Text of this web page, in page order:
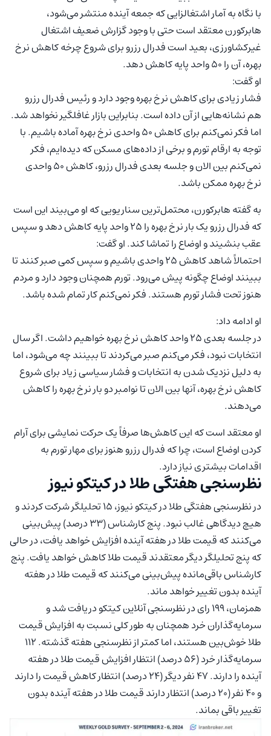
با نگاه به آمار اشتغالزایی که جمعه آینده منتشر می‌شود،
هابرکورن معتقد است حتی با وجود گزارش ضعیف اشتغال
غیرکشاورزی، بعید است فدرال رزرو برای شروع چرخه کاهش نرخ
بهره، آن را ۵۰ واحد پایه کاهش دهد.
او گفت:
فشار زیادی برای کاهش نرخ بهره وجود دارد و رئیس فدرال رزرو
هم نشانه‌هایی از آن داده است. بنابراین بازار غافلگیر نخواهد شد.
اما فکر نمی‌کنم برای کاهش ۵۰ واحدی نرخ بهره آماده باشیم. با
توجه به ارقام تورم و برخی از داده‌های مسکن که دیده‌ایم، فکر
نمی‌کنم بین الان و جلسه بعدی فدرال رزرو، کاهش ۵۰ واحدی
نرخ بهره ممکن باشد.
به گفته هابرکورن، محتمل‌ترین سناریویی که او می‌بیند این است
که فدرال رزرو یک بار نرخ بهره را ۲۵ واحد پایه کاهش دهد و سپس
عقب بنشیند و اوضاع را تماشا کند. او گفت:
احتمالاً شاهد کاهش ۲۵ واحدی باشیم و سپس کمی صبر کنند تا
ببینند اوضاع چگونه پیش می‌رود. تورم همچنان وجود دارد و مردم
هنوز تحت فشار تورم هستند. فکر نمی‌کنم کار تمام شده باشد.
او ادامه داد:
در جلسه بعدی ۲۵ واحد کاهش نرخ بهره خواهیم داشت. اگر سال
انتخابات نبود، فکر می‌کنم صبر می‌کردند تا ببینند چه می‌شود، اما
به دلیل نزدیک شدن به انتخابات و فشار سیاسی زیاد برای شروع
کاهش نرخ بهره، آنها بین الان تا نوامبر دو بار نرخ بهره را کاهش
می‌دهند.
او معتقد است که این کاهش‌ها صرفاً یک حرکت نمایشی برای آرام
کردن اوضاع است، چرا که فدرال رزرو هنوز برای مهار تورم به
اقدامات بیشتری نیاز دارد.
نظرسنجی هفتگی طلا در کیتکو نیوز
در نظرسنجی هفتگی طلا در کیتکو نیوز، ۱۵ تحلیلگر شرکت کردند و
هیچ دیدگاهی غالب نبود. پنج کارشناس (۳۳ درصد) پیش‌بینی
می‌کنند که قیمت طلا در هفته آینده افزایش خواهد یافت، در حالی
که پنج تحلیلگر دیگر معتقدند قیمت طلا کاهش خواهد یافت. پنج
کارشناس باقی‌مانده پیش‌بینی می‌کنند که قیمت طلا در هفته
آینده بدون تغییر خواهد ماند.
همزمان، ۱۹۹ رای در نظرسنجی آنلاین کیتکو دریافت شد و
سرمایه‌گذاران خرد همچنان به طور کلی نسبت به افزایش قیمت
طلا خوش‌بین هستند، اما کمتر از نظرسنجی هفته گذشته. ۱۱۲
سرمایه‌گذار خرد (۵۶ درصد) انتظار افزایش قیمت طلا در هفته
آینده را دارند. ۴۷ نفر دیگر (۲۴ درصد) انتظار کاهش قیمت را دارند
و ۴۰ نفر (۲۰ درصد) انتظار دارند قیمت طلا در هفته آینده بدون
تغییر باقی بماند.